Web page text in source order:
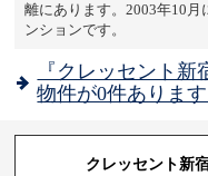
離にあります。2003年10月
ンションです。
『クレッセント
物件が0件あります
クレッセント新